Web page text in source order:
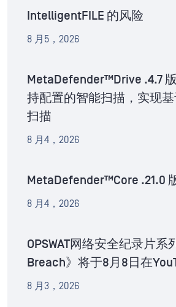
IntelligentFILE 的风险
8 月5，2026
MetaDefender™Drive .4.7
持配置的智能扫描，实现
扫描
8 月4，2026
MetaDefender™Core .21.0
8 月4，2026
OPSWAT网络安全纪录片系
Breach》将于8月8日在
8 月3，2026